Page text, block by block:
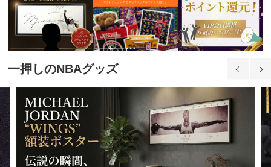
一押しのNBAグッズ